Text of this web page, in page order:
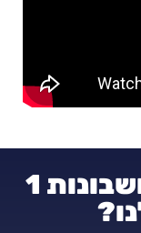
למה ללמוד הנהלת חשבונות 1